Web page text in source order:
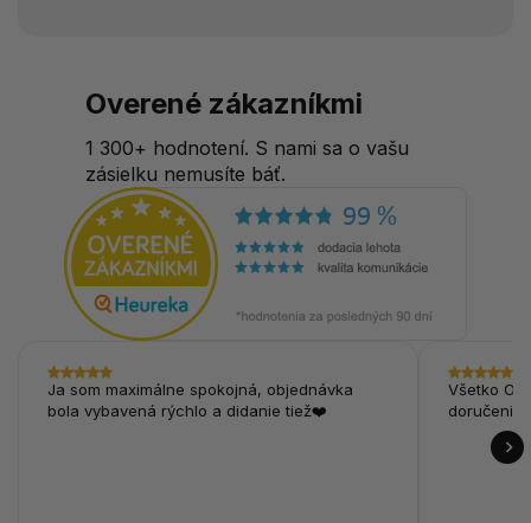
Overené zákazníkmi
1 300+ hodnotení. S nami sa o vašu
zásielku nemusíte báť.
Ja som maximálne spokojná, objednávka
bola vybavená rýchlo a didanie tiež❤️
Všetko